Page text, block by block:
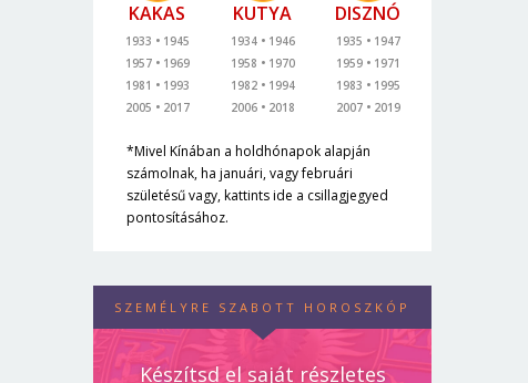
KAKAS
1933
1945
1957
1969
1981
1993
2005
2017
KUTYA
1934
1946
1958
1970
1982
1994
2006
2018
DISZNÓ
1935
1947
1959
1971
1983
1995
2007
2019
*Mivel Kínában a holdhónapok alapján
számolnak, ha januári, vagy februári
születésű vagy, kattints ide a csillagjegyed
pontosításához.
SZEMÉLYRE SZABOTT HOROSZKÓP
Készítsd el saját részletes